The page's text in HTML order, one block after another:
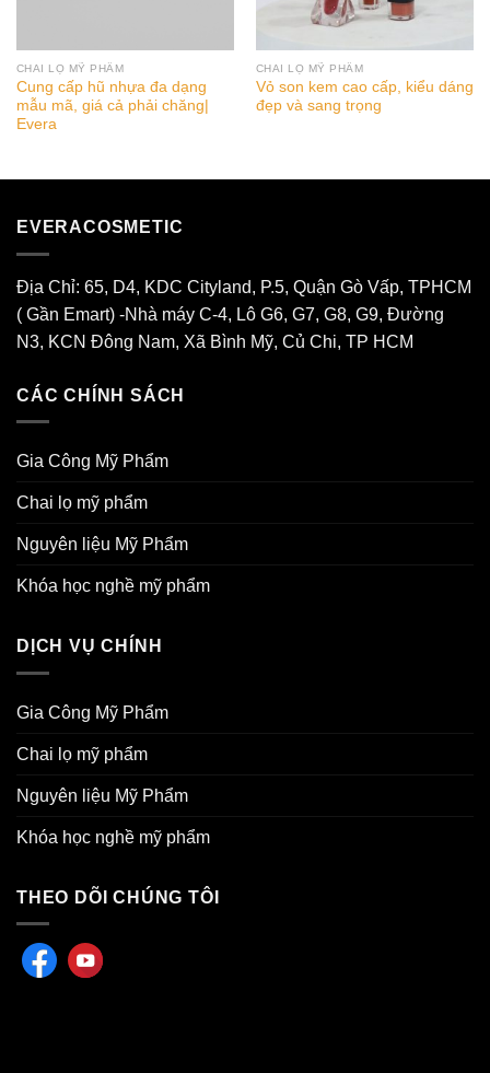
CHAI LỌ MỸ PHẨM
Cung cấp hũ nhựa đa dạng
mẫu mã, giá cả phải chăng|
Evera
CHAI LỌ MỸ PHẨM
Vỏ son kem cao cấp, kiểu dáng
đẹp và sang trọng
EVERACOSMETIC
Địa Chỉ: 65, D4, KDC Cityland, P.5, Quận Gò Vấp, TPHCM
( Gần Emart) -Nhà máy C-4, Lô G6, G7, G8, G9, Đường
N3, KCN Đông Nam, Xã Bình Mỹ, Củ Chi, TP HCM
CÁC CHÍNH SÁCH
Gia Công Mỹ Phẩm
Chai lọ mỹ phẩm
Nguyên liệu Mỹ Phẩm
Khóa học nghề mỹ phẩm
DỊCH VỤ CHÍNH
Gia Công Mỹ Phẩm
Chai lọ mỹ phẩm
Nguyên liệu Mỹ Phẩm
Khóa học nghề mỹ phẩm
THEO DÕI CHÚNG TÔI